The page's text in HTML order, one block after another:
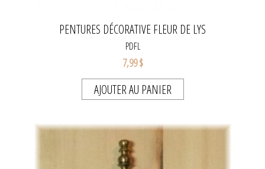
PENTURES DÉCORATIVE FLEUR DE LYS
PDFL
7,99 $
AJOUTER AU PANIER